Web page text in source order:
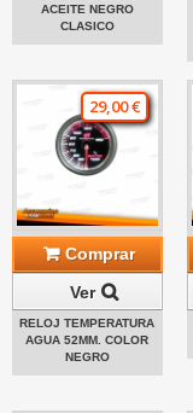
ACEITE NEGRO
CLASICO
29,00 €
Comprar
Ver
RELOJ TEMPERATURA
AGUA 52MM. COLOR
NEGRO